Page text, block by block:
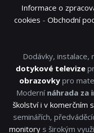
Informace o
cookies - Obchodní
Dodávky, instalace,
dotykové televize
obrazovkypro
Moderní náhrada
školství i v komerčním
seminářích,
monitorys širokým